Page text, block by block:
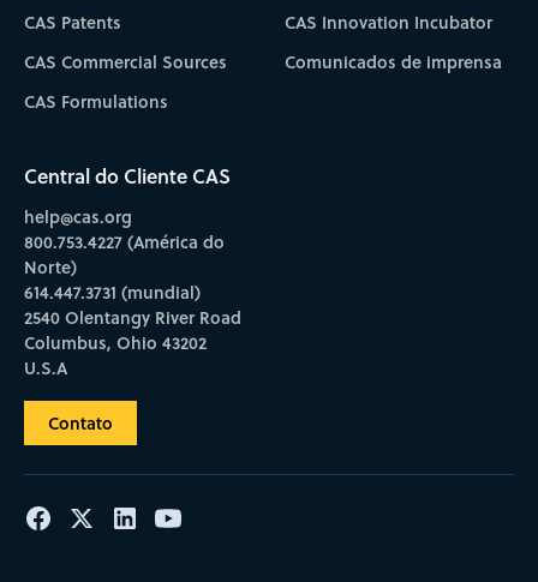
CAS Patents
CAS Commercial Sources
CAS Formulations
CAS Innovation Incubator
Comunicados de imprensa
Central do Cliente CAS
help@cas.org
800.753.4227 (América do
Norte)
614.447.3731 (mundial)
2540 Olentangy River Road
Columbus, Ohio 43202
U.S.A
Contato